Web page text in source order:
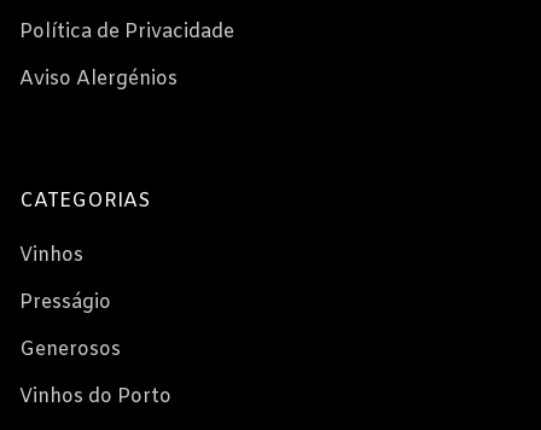
Política de Privacidade
Aviso Alergénios
CATEGORIAS
Vinhos
Presságio
Generosos
Vinhos do Porto